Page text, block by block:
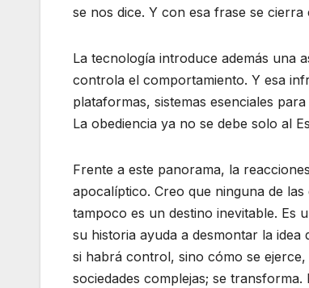
se nos dice. Y con esa frase se cierra
La tecnología introduce además una
controla el comportamiento. Y esa
plataformas, sistemas esenciales
La obediencia ya no se debe solo al
Frente a este panorama, la
apocalíptico. Creo que ninguna de
tampoco es un destino inevitable. Es
su historia ayuda a desmontar la
si habrá control, sino cómo se
sociedades complejas; se